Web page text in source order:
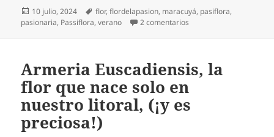
Publicado
el
10 julio, 2024 Etiquetas
flor,flordelapasion, maracuyá, pasiflora,
pasionaria, Passiflora,verano 2 comentarios
Armeria Euscadiensis, la
flor que nace solo en
nuestro litoral, (¡y es
preciosa!)